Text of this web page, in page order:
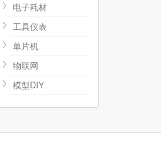
电子耗材
工具仪表
单片机
物联网
模型DIY